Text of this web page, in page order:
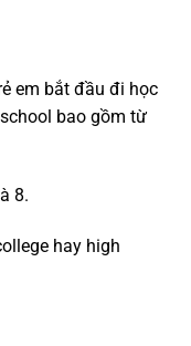
em bắt đầu đi học
bao gồm từ
8.
hay high